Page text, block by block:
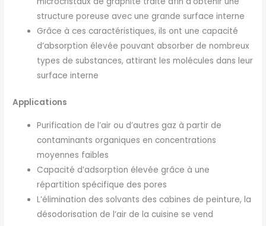
structure poreuse avec une grande surface interne
Grâce à ces caractéristiques, ils ont une capacité
d’absorption élevée pouvant absorber de nombreux
types de substances, attirant les molécules dans leur
surface interne
Applications
Purification de l’air ou d’autres gaz à partir de
contaminants organiques en concentrations
moyennes faibles
Capacité d’adsorption élevée grâce à une
répartition spécifique des pores
L’élimination des solvants des cabines de peinture, la
désodorisation de l’air de la cuisine se vend